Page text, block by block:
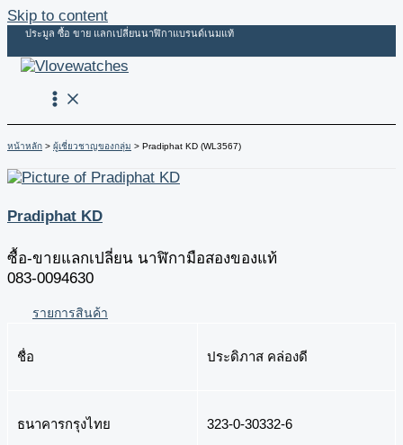
Skip to content
ประมูล ซื้อ ขาย แลกเปลี่ยนนาฬิกาแบรนด์เนมแท้
หน้าหลัก ผู้เชี่ยวชาญของกลุ่ม Pradiphat KD (WL3567)
Pradiphat KD
ซื้อ-ขายแลกเปลี่ยน นาฬิกามือสองของแท้
083-0094630
รายการสินค้า
ชื่อ ประดิภาส คล่องดี
ธนาคารกรุงไทย 323-0-30332-6